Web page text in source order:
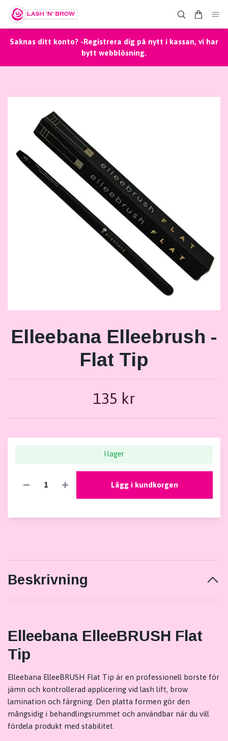
Saknas ditt konto? -Registrera dig på nytt i kassan, vi har
bytt webblösning.
Elleebana Elleebrush -
Flat Tip
135 kr
I lager
Lägg i kundkorgen
Beskrivning
Elleebana ElleeBRUSH Flat
Tip
Elleebana ElleeBRUSH Flat Tip är en professionell borste för
jämn och kontrollerad applicering vid lash lift, brow
lamination och färgning. Den platta formen gör den
mångsidig i behandlingsrummet och användbar när du vill
fördela produkt med stabilitet.